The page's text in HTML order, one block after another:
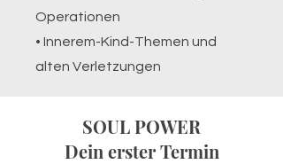
Operationen
• Innerem-Kind-Themen und
alten Verletzungen
SOUL POWER
Dein erster Termin